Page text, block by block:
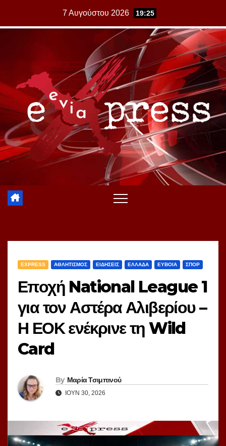
7 Αυγούστου 2026 19:25
EXPRESS ΑΘΛΗΤΙΣΜΟΣ ΕΙΔΗΣΕΙΣ ΕΛΛΑΔΑ ΕΥΒΟΙΑ ΣΠΟΡ
Εποχή National League 1
για τον Αστέρα Αλιβερίου –
Η ΕΟΚ ενέκρινε τη Wild
Card
By Μαρία Τσιμπινού
ΙΟΎΝ 30, 2026